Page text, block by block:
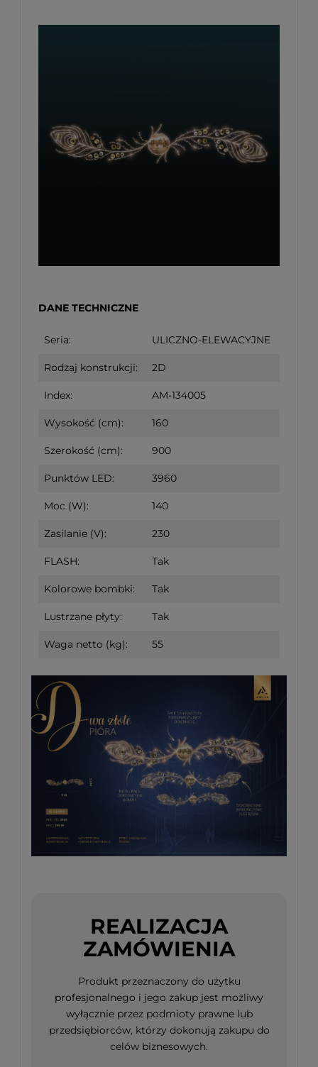
DANE TECHNICZNE
Seria: ULICZNO-ELEWACYJNE
Rodzaj konstrukcji: 2D
Index: AM-134005
Wysokość (cm): 160
Szerokość (cm): 900
Punktów LED: 3960
Moc (W): 140
Zasilanie (V): 230
FLASH: Tak
Kolorowe bombki: Tak
Lustrzane płyty: Tak
Waga netto (kg): 55
REALIZACJA
ZAMÓWIENIA
Produkt przeznaczony do użytku
profesjonalnego i jego zakup jest możliwy
wyłącznie przez podmioty prawne lub
przedsiębiorców, którzy dokonują zakupu do
celów biznesowych.